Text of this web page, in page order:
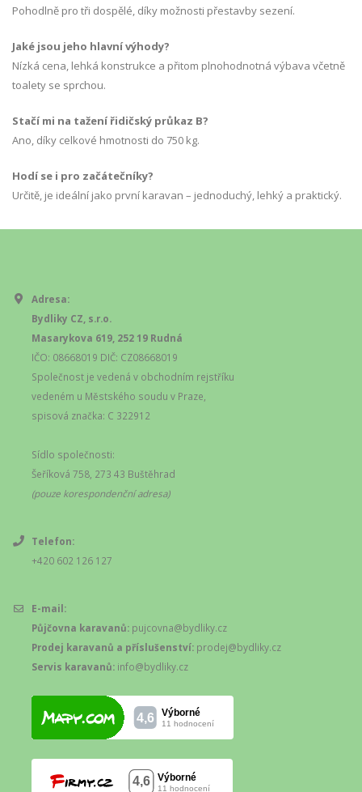
Pohodlně pro tři dospělé, díky možnosti přestavby sezení.
Jaké jsou jeho hlavní výhody?
Nízká cena, lehká konstrukce a přitom plnohodnotná výbava včetně
toalety se sprchou.
Stačí mi na tažení řidičský průkaz B?
Ano, díky celkové hmotnosti do 750 kg.
Hodí se i pro začátečníky?
Určitě, je ideální jako první karavan – jednoduchý, lehký a praktický.
Adresa:
Bydliky CZ, s.r.o.
Masarykova 619, 252 19 Rudná
IČO: 08668019 DIČ: CZ08668019
Společnost je vedená v obchodním rejstříku
vedeném u Městského soudu v Praze,
spisová značka: C 322912
Sídlo společnosti:
Šeříková 758, 273 43 Buštěhrad
(pouze korespondenční adresa)
Telefon:
+420 602 126 127
E-mail:
Půjčovna karavanů: pujcovna@bydliky.cz
Prodej karavanů a příslušenství: prodej@bydliky.cz
Servis karavanů: info@bydliky.cz